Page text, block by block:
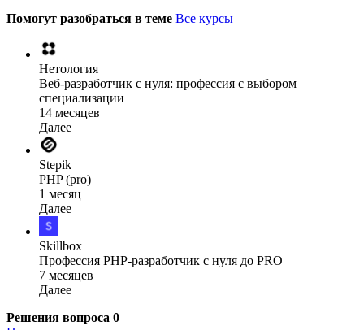
Помогут разобраться в теме Все курсы
Нетология
Веб-разработчик с нуля: профессия с выбором
специализации
14 месяцев
Далее
Stepik
PHP (pro)
1 месяц
Далее
Skillbox
Профессия PHP-разработчик с нуля до PRO
7 месяцев
Далее
Решения вопроса 0